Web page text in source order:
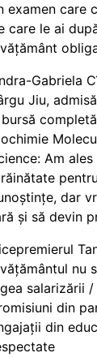
examen care
care le ai
Gabriela
Jiu,
Am
dar
și să devin
nu
salarizării
din
din